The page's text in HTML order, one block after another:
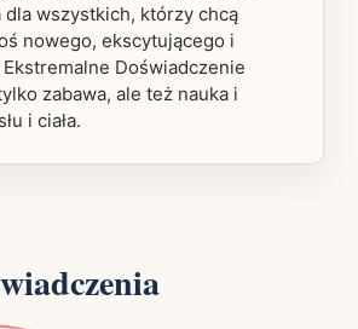
dla wszystkich, którzy chcą
nowego, ekscytującego i
Doświadczenie
zabawa, ale też nauka i
i ciała.